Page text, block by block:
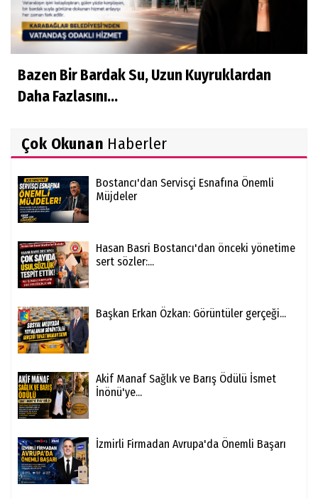
Bazen Bir Bardak Su, Uzun Kuyruklardan
Daha Fazlasını...
Çok Okunan Haberler
Bostancı'dan Servisçi Esnafına Önemli
Müjdeler
Hasan Basri Bostancı'dan önceki yönetime
sert sözler:...
Başkan Erkan Özkan: Görüntüler gerçeği...
Akif Manaf Sağlık ve Barış Ödülü İsmet
İnönü'ye...
İzmirli Firmadan Avrupa'da Önemli Başarı